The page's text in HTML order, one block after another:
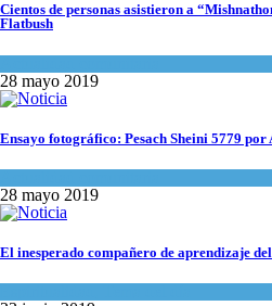
Cientos de personas asistieron a
Flatbush
28 mayo 2019
Ensayo fotográfico: Pesach Sheini 5779
28 mayo 2019
El inesperado compañero de aprendizaje